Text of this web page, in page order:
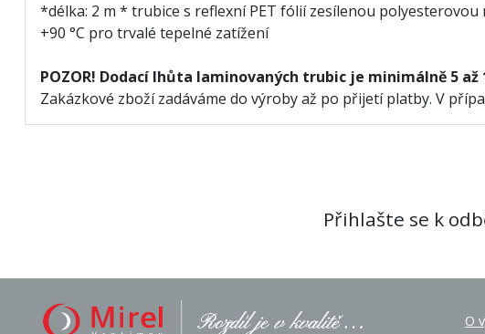
*délka: 2 m * trubice s reflexní PET fólií zesílenou
+90 °C pro trvalé tepelné zatížení
POZOR! Dodací lhůta laminovaných trubic je minimálně 5 až
Zakázkové zboží zadáváme do výroby až po přijetí platby. V
Přihlašte se k
O